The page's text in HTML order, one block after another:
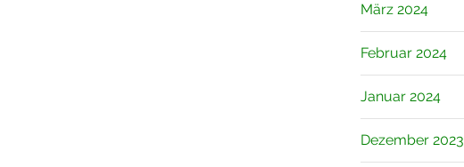
März 2024
Februar 2024
Januar 2024
Dezember 2023